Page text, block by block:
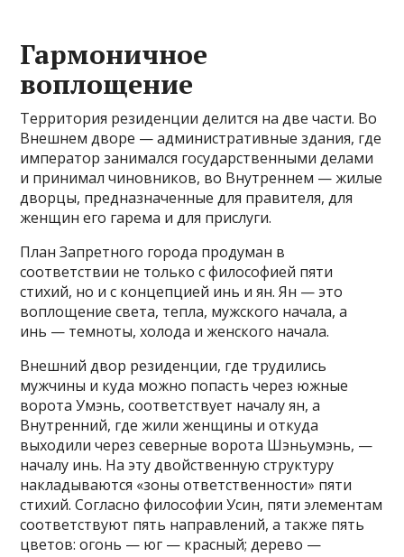
Гармоничное
воплощение
Территория резиденции делится на две части. Во
Внешнем дворе — административные здания, где
император занимался государственными делами
и принимал чиновников, во Внутреннем — жилые
дворцы, предназначенные для правителя, для
женщин его гарема и для прислуги.
План Запретного города продуман в
соответствии не только с философией пяти
стихий, но и с концепцией инь и ян. Ян — это
воплощение света, тепла, мужского начала, а
инь — темноты, холода и женского начала.
Внешний двор резиденции, где трудились
мужчины и куда можно попасть через южные
ворота Умэнь, соответствует началу ян, а
Внутренний, где жили женщины и откуда
выходили через северные ворота Шэньумэнь, —
началу инь. На эту двойственную структуру
накладываются «зоны ответственности» пяти
стихий. Согласно философии Усин, пяти элементам
соответствуют пять направлений, а также пять
цветов: огонь — юг — красный; дерево —